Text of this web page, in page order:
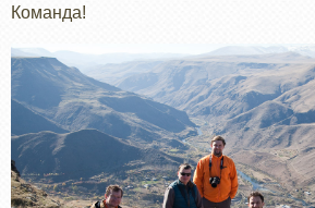
Команда!